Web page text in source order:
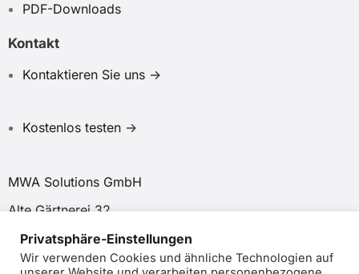
PDF-Downloads
Kontakt
Kontaktieren Sie uns ->
Kostenlos testen ->
MWA Solutions GmbH
Alte Gärtnerei 32
44534 Lünen
Privatsphäre-Einstellungen
Wir verwenden Cookies und ähnliche Technologien auf